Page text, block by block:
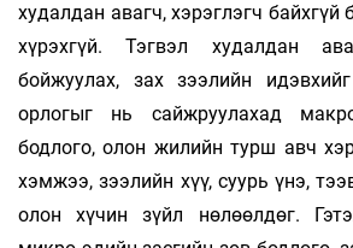
худалдан авагч, хэрэглэгч
хүрэхгүй. Тэгвэл худалдан
бойжуулах, зах зээлийн
орлогыг нь сайжруулахад
бодлого, олон жилийн турш авч
хэмжээ, зээлийн хүү, суурь үнэ,
олон хүчин зүйл нөлөөлдөг.